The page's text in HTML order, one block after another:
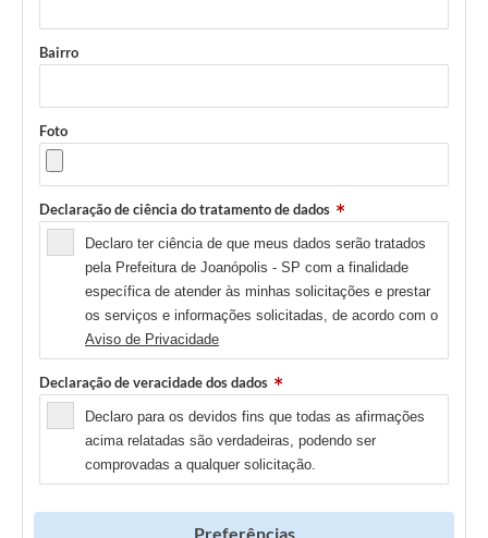
Bairro
Foto
Declaração de ciência do tratamento de dados
Declaro ter ciência de que meus dados serão tratados
pela Prefeitura de Joanópolis - SP com a finalidade
específica de atender às minhas solicitações e prestar
os serviços e informações solicitadas, de acordo com o
Aviso de Privacidade
Declaração de veracidade dos dados
Declaro para os devidos fins que todas as afirmações
acima relatadas são verdadeiras, podendo ser
comprovadas a qualquer solicitação.
Preferências